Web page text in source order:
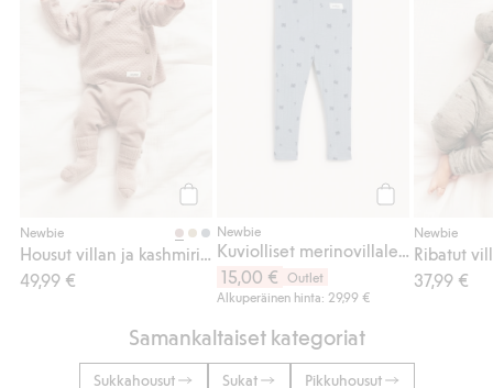
Newbie
49,99 €
Newbie
15,00 €
Outlet
Alkuperäinen hinta: 29,99 €
Newbie
Ribatut
37,99 €
Samankaltaiset kategoriat
Sukkahousut Sukat
Pikkuhousut